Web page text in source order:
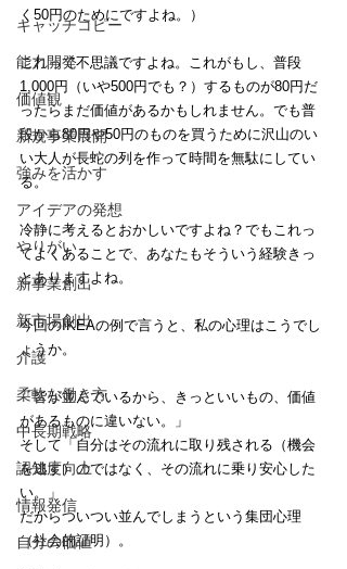
キャッチコピー
能力開発
価値観
新規事業展開
強みを活かす
アイデアの発想
やりがい
新事業創出
新市場創出
介護
柔軟な働き方
中長期戦略
認知度向上
情報発信
自分の価値
く50円のためにですよね。）
これって不思議ですよね。これがもし、普段
1,000円（いや500円でも？）するものが80円だ
ったらまだ価値があるかもしれません。でも普
段から80円や50円のものを買うために沢山のい
い大人が長蛇の列を作って時間を無駄にしてい
る。
冷静に考えるとおかしいですよね？でもこれっ
てよくあることで、あなたもそういう経験きっ
とありますよね。
今回のIKEAの例で言うと、私の心理はこうでし
ょうか。
「皆が並んでいるから、きっといいもの、価値
があるものに違いない。」
そして「自分はその流れに取り残される（機会
を逃す）のではなく、その流れに乗り安心した
い。」
だからついつい並んでしまうという集団心理
（社会的証明）。